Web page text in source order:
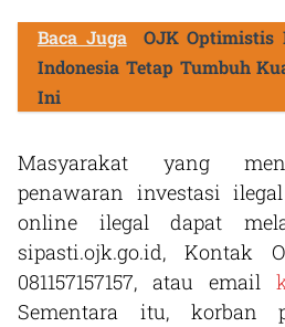
Baca Juga
OJK Optimistis
Indonesia Tetap Tumbuh
Ini
Masyarakat yang
penawaran investasi
online ilegal dapat
sipasti.ojk.go.id, Kontak
081157157157, atau email
Sementara itu, korban